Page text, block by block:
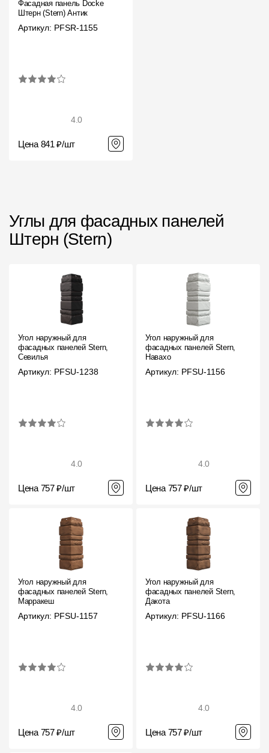
Чертежи
Сервисы
Цены
О компании
Контроль качества кровли
Качество фасадов
Предложения по сотрудничеству
Челябинская область
8 800 100 71 45
125212, Россия, Москва, Головинское ш., д. 5, стр. 1
Режим работы
Фасадная панель Docke
Штерн (Stern) Антик
Артикул: PFSR-1155
4.0
Цена 841 ₽/шт
Углы для фасадных панелей
Штерн (Stern)
Угол наружный для
фасадных панелей Stern,
Севилья
Артикул: PFSU-1238
4.0
Цена 757 ₽/шт
Угол наружный для
фасадных панелей Stern,
Навахо
Артикул: PFSU-1156
4.0
Цена 757 ₽/шт
Угол наружный для
фасадных панелей Stern,
Марракеш
Артикул: PFSU-1157
4.0
Цена 757 ₽/шт
Угол наружный для
фасадных панелей Stern,
Дакота
Артикул: PFSU-1166
4.0
Цена 757 ₽/шт